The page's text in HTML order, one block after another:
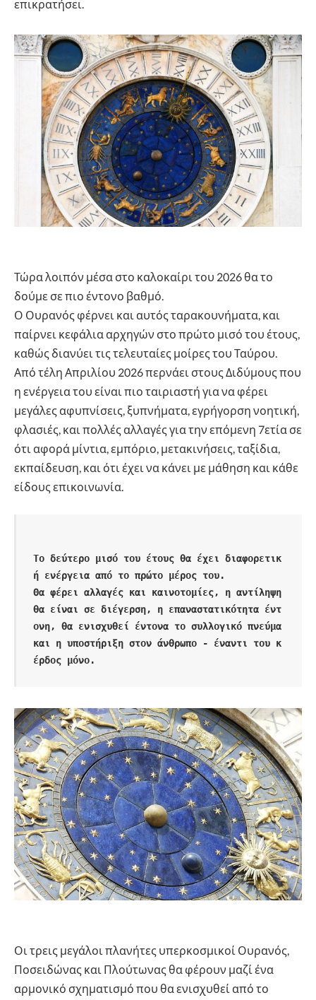
επικρατήσει.
Τώρα λοιπόν μέσα στο καλοκαίρι του 2026 θα το
δούμε σε πιο έντονο βαθμό.
Ο Ουρανός φέρνει και αυτός ταρακουνήματα, και
παίρνει κεφάλια αρχηγών στο πρώτο μισό του έτους,
καθώς διανύει τις τελευταίες μοίρες του Ταύρου.
Από τέλη Απριλίου 2026 περνάει στους Διδύμους που
η ενέργεια του είναι πιο ταιριαστή για να φέρει
μεγάλες αφυπνίσεις, ξυπνήματα, εγρήγορση νοητική,
φλασιές, και πολλές αλλαγές για την επόμενη 7ετία σε
ότι αφορά μίντια, εμπόριο, μετακινήσεις, ταξίδια,
εκπαίδευση, και ότι έχει να κάνει με μάθηση και κάθε
είδους επικοινωνία.
Το δεύτερο μισό του έτους θα έχει διαφορετικ
ή ενέργεια από το πρώτο μέρος του.
Θα φέρει αλλαγές και καινοτομίες, η αντίληψη
θα είναι σε διέγερση, η επαναστατικότητα έντ
ονη, θα ενισχυθεί έντονα το συλλογικό πνεύμα
και η υποστήριξη στον άνθρωπο - έναντι του κ
έρδος μόνο.
Οι τρεις μεγάλοι πλανήτες υπερκοσμικοί Ουρανός,
Ποσειδώνας και Πλούτωνας θα φέρουν μαζί ένα
αρμονικό σχηματισμό που θα ενισχυθεί από το